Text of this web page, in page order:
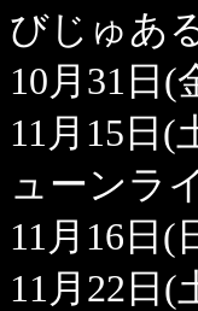
びじゅあ
10月31日(
11月15日(
ューンラ
11月16日(
11月22日(